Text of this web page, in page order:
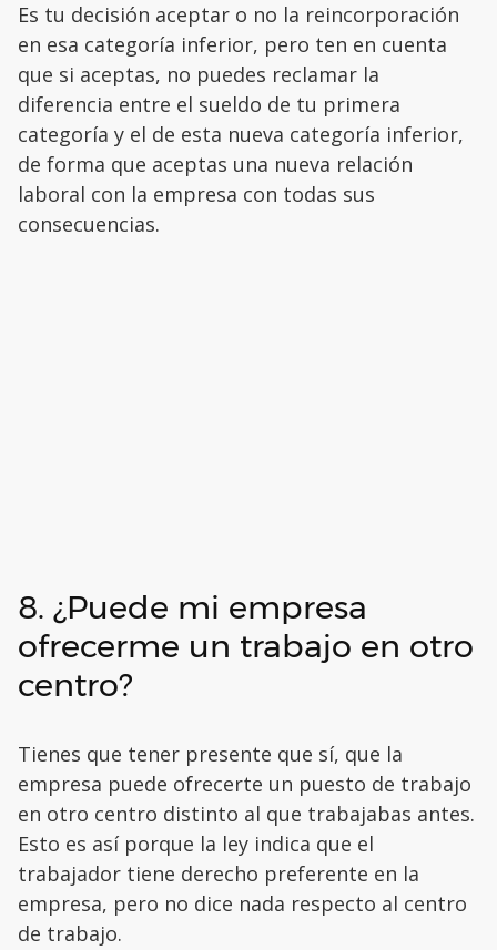
Es tu decisión aceptar o no la reincorporación
en esa categoría inferior, pero ten en cuenta
que si aceptas, no puedes reclamar la
diferencia entre el sueldo de tu primera
categoría y el de esta nueva categoría inferior,
de forma que aceptas una nueva relación
laboral con la empresa con todas sus
consecuencias.
8. ¿Puede mi empresa
ofrecerme un trabajo en otro
centro?
Tienes que tener presente que sí, que la
empresa puede ofrecerte un puesto de trabajo
en otro centro distinto al que trabajabas antes.
Esto es así porque la ley indica que el
trabajador tiene derecho preferente en la
empresa, pero no dice nada respecto al centro
de trabajo.